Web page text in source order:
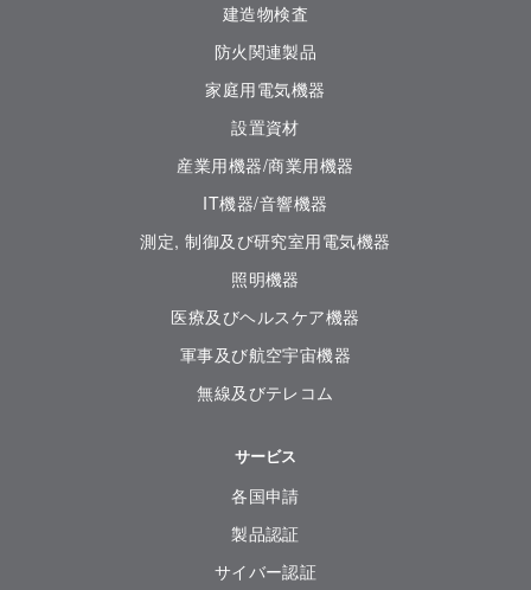
建造物検査
防火関連製品
家庭用電気機器
設置資材
産業用機器/商業用機器
IT機器/音響機器
測定, 制御及び研究室用電気機器
照明機器
医療及びヘルスケア機器
軍事及び航空宇宙機器
無線及びテレコム
サービス
各国申請
製品認証
サイバー認証